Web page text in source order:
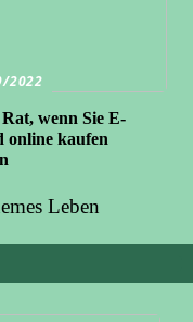
2022
wenn Sie E-
online kaufen
Leben